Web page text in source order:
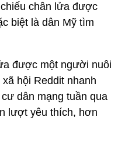
chân lửa được
biệt là dân Mỹ tìm
được một người nuôi
hội Reddit nhanh
dân mạng tuần qua
lượt yêu thích, hơn